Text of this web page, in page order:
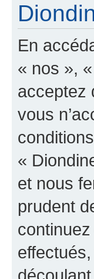
En
« nos »,
acceptez
vous
«
et nous
prudent